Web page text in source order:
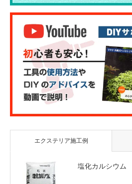
エクステリア施工例
塩化カルシウム